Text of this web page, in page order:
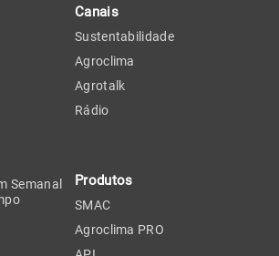
Semanal
Canais
Sustentabilidade
Agroclima
Agrotalk
Rádio
Produtos
SMAC
Agroclima PRO